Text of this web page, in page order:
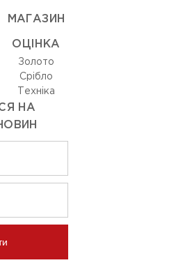
МАГАЗИН
ОЦIНКА
Золото
Срiбло
Технiка
НА